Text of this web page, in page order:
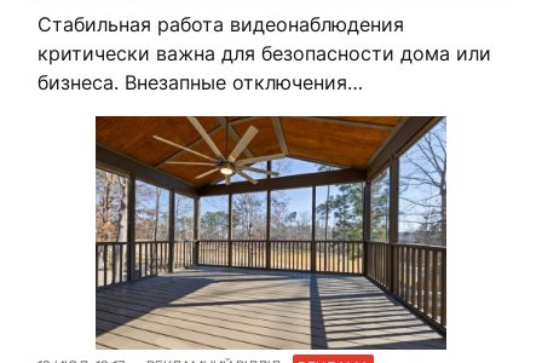
Стабильная работа видеонаблюдения
критически важна для безопасности дома или
бизнеса. Внезапные отключения
электроэнергии могут свести на нет защиту
периметра: камеры гаснут, архив прерывается,
а злоумышленники получают «окно
возможностей». Чтобы избежать...